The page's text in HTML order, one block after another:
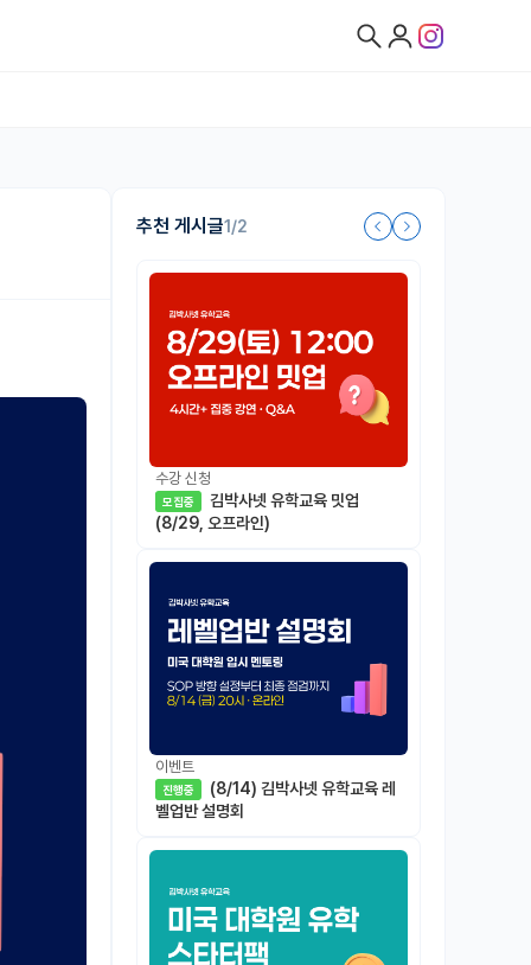
추천 게시글1/2
수강 신청
모집중
(8/29, 오프라인)
이벤트
진행중
벨업반 설명회